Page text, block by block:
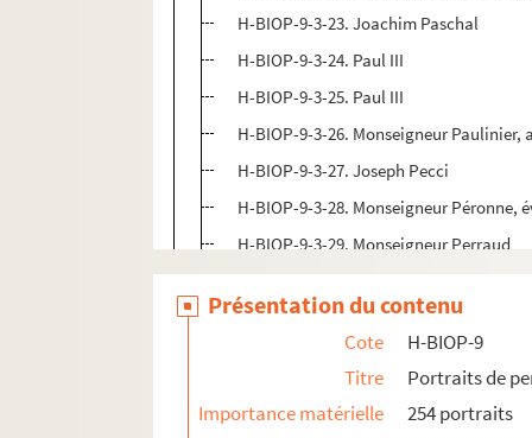
H-BIOP-9-3-23. Joachim Paschal
H-BIOP-9-3-24. Paul III
H-BIOP-9-3-25. Paul III
H-BIOP-9-3-26. Monseigneur Paulinier,
H-BIOP-9-3-27. Joseph Pecci
H-BIOP-9-3-28. Monseigneur Péronne,
H-BIOP-9-3-29. Monseigneur Perraud
H-BIOP-9-3-30. Monseigneur Petitjean
H-BIOP-9-3-31. Monseigneur Petitjean
H-BIOP-9-3-32. Le Cardinal Pie,
H-BIOP-9-3-33. Pie IV
H-BIOP-9-3-34. Pie IV
Présentation du contenu
Cote
H-BIOP-9
Titre
Portraits de
Importance matérielle
254 portraits